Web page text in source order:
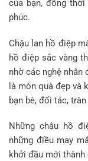
của bạn, đồng
phúc.
Chậu lan hồ điệp
hồ điệp sắc vàng
nhờ các nghệ nhân
là món quà đẹp và
bạn bè, đối tác,
Những chậu hồ
những điều may
khởi đầu mới thành